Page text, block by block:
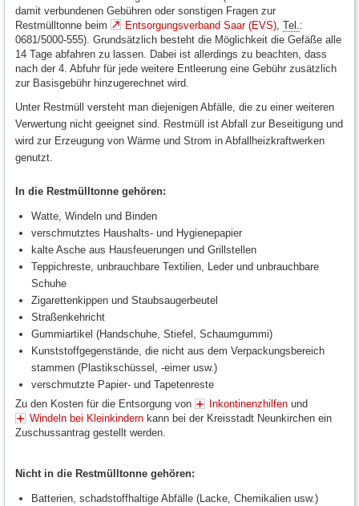
damit verbundenen Gebühren oder sonstigen Fragen zur
Restmülltonne beim
Entsorgungsverband Saar (EVS) Tel. :
0681/5000-555). Grundsätzlich besteht die Möglichkeit die Gefäße alle
14 Tage abfahren zu lassen. Dabei ist allerdings zu beachten, dass
nach der 4. Abfuhr für jede weitere Entleerung eine Gebühr zusätzlich
zur Basisgebühr hinzugerechnet wird.
Unter Restmüll versteht man diejenigen Abfälle, die zu einer weiteren
Verwertung nicht geeignet sind. Restmüll ist Abfall zur Beseitigung und
wird zur Erzeugung von Wärme und Strom in Abfallheizkraftwerken
genutzt.
In die Restmülltonne gehören:
Watte, Windeln und Binden
verschmutztes Haushalts- und Hygienepapier
kalte Asche aus Hausfeuerungen und Grillstellen
Teppichreste, unbrauchbare Textilien, Leder und unbrauchbare
Schuhe
Zigarettenkippen und Staubsaugerbeutel
Straßenkehricht
Gummiartikel (Handschuhe, Stiefel, Schaumgummi)
Kunststoffgegenstände, die nicht aus dem Verpackungsbereich
stammen (Plastikschüssel, -eimer usw.)
verschmutzte Papier- und Tapetenreste
Zu den Kosten für die Entsorgung von
Inkontinenzhilfen und
Windeln bei Kleinkindern kann bei der Kreisstadt Neunkirchen ein
Zuschussantrag gestellt werden.
Nicht in die Restmülltonne gehören:
Batterien, schadstoffhaltige Abfälle (Lacke, Chemikalien usw.)